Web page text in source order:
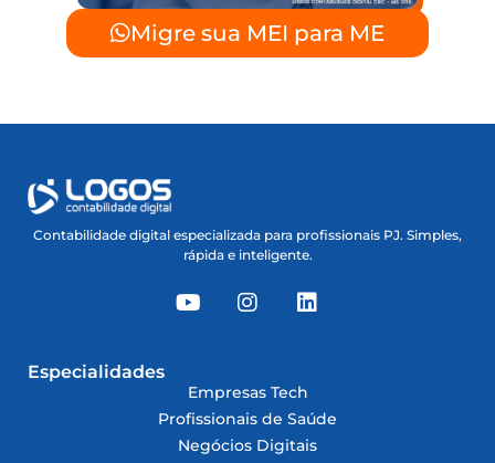
Migre sua MEI para ME
Contabilidade digital especializada para profissionais PJ. Simples,
rápida e inteligente.
Especialidades
Empresas Tech
Profissionais de Saúde
Negócios Digitais